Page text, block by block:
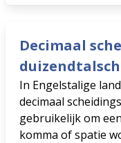
Decimaal
In Engelstalige
decimaal
gebruikelijk om
komma of spatie